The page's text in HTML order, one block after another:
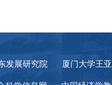
发展研究院 厦门大学王